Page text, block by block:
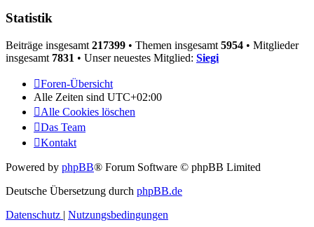
Statistik
Beiträge insgesamt 217399 • Themen insgesamt 5954 • Mitglieder
insgesamt 7831 • Unser neuestes Mitglied: Siegi
Foren-Übersicht
Alle Zeiten sind UTC+02:00
Alle Cookies löschen
Das Team
Kontakt
Powered by phpBB® Forum Software © phpBB Limited
Deutsche Übersetzung durch phpBB.de
Datenschutz | Nutzungsbedingungen